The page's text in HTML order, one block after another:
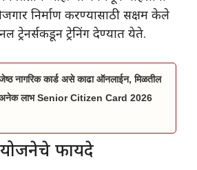
निर्माण करण्यासाठी सक्षम केले
ट्रेनर्सकडून ट्रेनिंग देण्यात येते.
नागरिक कार्ड असे काढा ऑनलाईन, मिळतील
लाभ Senior Citizen Card 2026
फायदे